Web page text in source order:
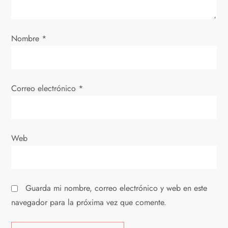
e
t
a
a
s
Nombre *
Correo electrónico *
Web
Guarda mi nombre, correo electrónico y web en este
navegador para la próxima vez que comente.